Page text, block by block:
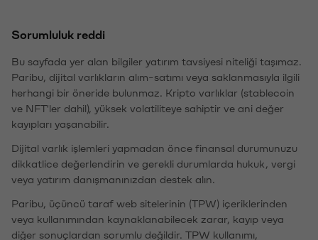
Sorumluluk reddi
Bu sayfada yer alan bilgiler yatırım tavsiyesi niteliği taşımaz.
Paribu, dijital varlıkların alım-satımı veya saklanmasıyla ilgili
herhangi bir öneride bulunmaz. Kripto varlıklar (stablecoin
ve NFT'ler dahil), yüksek volatiliteye sahiptir ve ani değer
kayıpları yaşanabilir.
Dijital varlık işlemleri yapmadan önce finansal durumunuzu
dikkatlice değerlendirin ve gerekli durumlarda hukuk, vergi
veya yatırım danışmanınızdan destek alın.
Paribu, üçüncü taraf web sitelerinin (TPW) içeriklerinden
veya kullanımından kaynaklanabilecek zarar, kayıp veya
diğer sonuçlardan sorumlu değildir. TPW kullanımı,